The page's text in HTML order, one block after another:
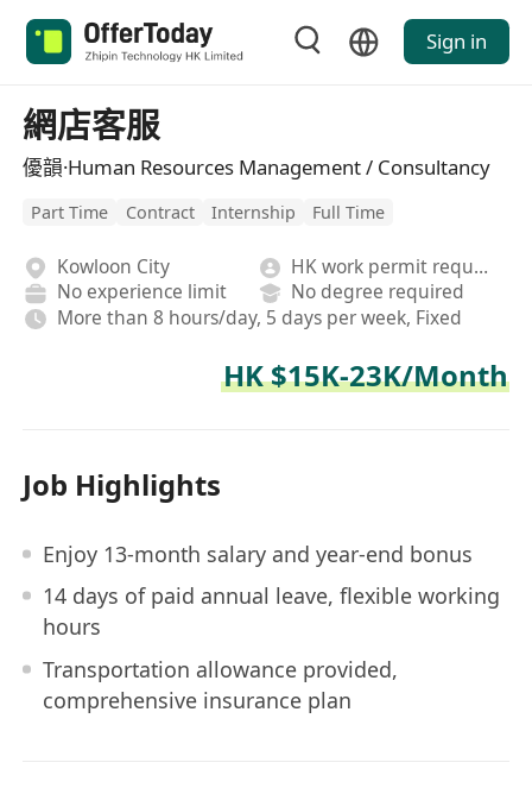
Sign in
網店客服
優韻·Human Resources Management / Consultancy
Part Time Contract Internship Full Time
Kowloon City
HK work permit required
No experience limit
No degree required
More than 8 hours/day, 5 days per week, Fixed
HK $15K-23K/Month
Job Highlights
Enjoy 13-month salary and year-end bonus
14 days of paid annual leave, flexible working
hours
Transportation allowance provided,
comprehensive insurance plan